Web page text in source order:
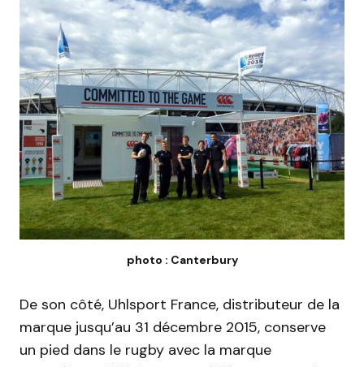
photo : Canterbury
De son côté, Uhlsport France, distributeur de la
marque jusqu’au 31 décembre 2015, conserve
un pied dans le rugby avec la marque